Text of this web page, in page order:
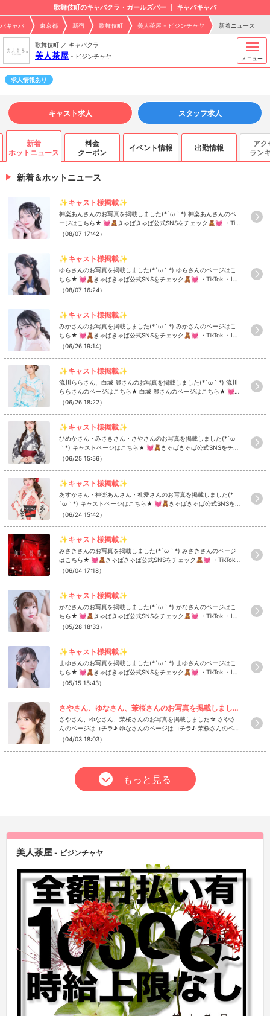
歌舞伎町のキャバクラ・ガールズバー キャバキャバ
キャバ 東京都 新宿 歌舞伎町 美人茶屋 - ビジンチャヤ 新着ニュース
歌舞伎町 ／ キャバクラ
美人茶屋 - ビジンチャヤ メニュー
求人情報あり
キャスト求人 スタッフ求人
新着
ホットニュース
料金
クーポン
イベント情報 出勤情報
アク
ラン
新着＆ホットニュース
✨キャスト様掲載✨
神楽あんさんのお写真を掲載しました(*´ω｀*) 神楽あんさんのペ
ージはこちら★ 💓🧸きゃばきゃば公式SNSをチェック🧸💓 ・Tik
Tok ・Instagram ・Twitter ・YouTube
（08/07 17:42）
✨キャスト様掲載✨
ゆらさんのお写真を掲載しました(*´ω｀*) ゆらさんのページはこ
ちら★ 💓🧸きゃばきゃば公式SNSをチェック🧸💓 ・TikTok ・Ins
tagram ・Twitter ・YouTube
（08/07 16:24）
✨キャスト様掲載✨
みかさんのお写真を掲載しました(*´ω｀*) みかさんのページはこ
ちら★ 💓🧸きゃばきゃば公式SNSをチェック🧸💓 ・TikTok ・Ins
tagram ・Twitter ・YouTube
（06/26 19:14）
✨キャスト様掲載✨
流川ららさん、白城 麗さんのお写真を掲載しました(*´ω｀*) 流川
ららさんのページはこちら★ 白城 麗さんのページはこちら★ 💓
🧸きゃばきゃば公式SNSをチェック🧸💓 ・TikTok ・Instagram
（06/26 18:22）
✨キャスト様掲載✨
ひめかさん・みさきさん・さやさんのお写真を掲載しました(*´ω
｀*) キャストページはこちら★ 💓🧸きゃばきゃば公式SNSをチェ
ック🧸💓 ・TikTok ・Instagram ・Twitter ・YouTube
（06/25 15:56）
✨キャスト様掲載✨
あすかさん・神楽あんさん・礼愛さんのお写真を掲載しました(*
´ω｀*) キャストページはこちら★ 💓🧸きゃばきゃば公式SNSを
チェック🧸💓 ・TikTok ・Instagram ・Twitter ・YouTube
（06/24 15:42）
✨キャスト様掲載✨
みさきさんのお写真を掲載しました(*´ω｀*) みさきさんのページ
はこちら★ 💓🧸きゃばきゃば公式SNSをチェック🧸💓 ・TikTok
・Instagram ・Twitter ・YouTube
（06/04 17:18）
✨キャスト様掲載✨
かなさんのお写真を掲載しました(*´ω｀*) かなさんのページはこ
ちら★ 💓🧸きゃばきゃば公式SNSをチェック🧸💓 ・TikTok ・Ins
tagram ・Twitter ・YouTube
（05/28 18:33）
✨キャスト様掲載✨
まゆさんのお写真を掲載しました(*´ω｀*) まゆさんのページはこ
ちら★ 💓🧸きゃばきゃば公式SNSをチェック🧸💓 ・TikTok ・Ins
tagram ・Twitter ・YouTube
（05/15 15:43）
さやさん、ゆなさん、茉桜さんのお写真を掲載しました☆ さやさんのページはコチラ♪...
さやさん、ゆなさん、茉桜さんのお写真を掲載しました☆ さやさ
んのページはコチラ♪ ゆなさんのページはコチラ♪ 茉桜さんのペー
ジはコチラ♪ 💓🧸きゃばきゃば公式SNSをチェック🧸💓 ・TikTok
（04/03 18:03）
もっと見る
美人茶屋 - ビジンチャヤ